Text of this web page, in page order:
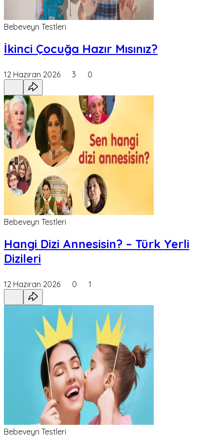
Bebeveyn Testleri
İkinci Çocuğa Hazır Mısınız?
12 Haziran 2026 3 0
Bebeveyn Testleri
Hangi Dizi Annesisin? – Türk Yerli
Dizileri
12 Haziran 2026 0 1
Bebeveyn Testleri